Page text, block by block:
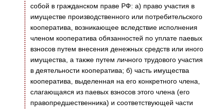
собой в гражданском праве РФ: а) право участия в
имуществе производственного или потребительского
кооператива, возникающее вследствие исполнения
членом кооператива обязанностей по уплате паевых
взносов путем внесения денежных средств или иного
имущества, а также путем личного трудового участия
в деятельности кооператива; б) часть имущества
кооператива, выделенная на его конкретного члена,
слагающаяся из паевых взносов этого члена (его
правопредшественника) и соответствующей части